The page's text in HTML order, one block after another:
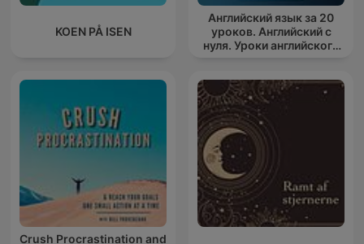
KOEN PÅ ISEN
Английский язык за 20
уроков. Английский с
нуля. Уроки английского
Crush Procrastination and